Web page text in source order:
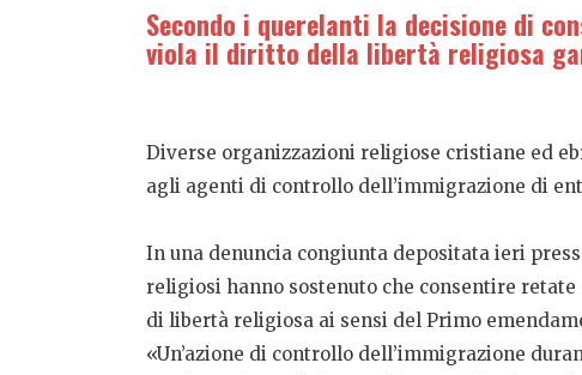
Secondo i querelanti la decisione di
viola il diritto della libertà religiosa
Diverse organizzazioni religiose cristiane ed
agli agenti di controllo dell’immigrazione di
In una denuncia congiunta depositata ieri
religiosi hanno sostenuto che consentire
di libertà religiosa ai sensi del Primo
«Un’azione di controllo dell’immigrazione